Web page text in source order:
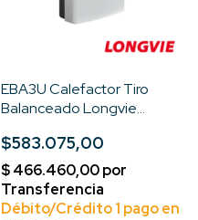
EBA3U Calefactor Tiro
Balanceado Longvie
$583.075,00